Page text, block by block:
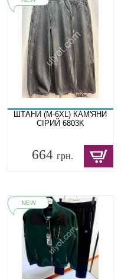
ШТАНИ (M-6XL) КАМ'ЯНИ
СІРИЙ 6803K
664грн.